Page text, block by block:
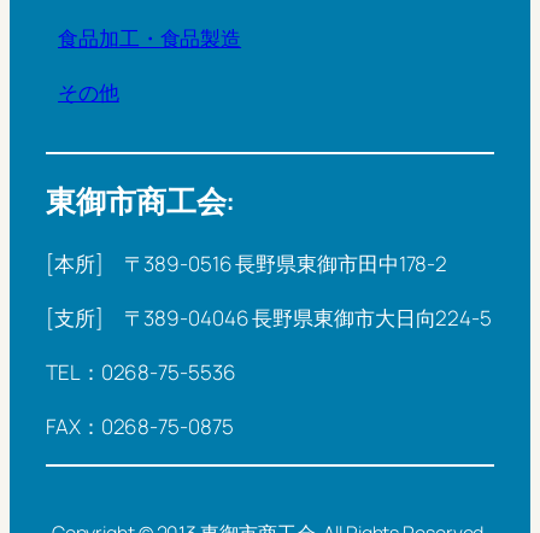
食品加工・食品製造
その他
東御市商工会:
[本所] 〒389-0516 長野県東御市田中178-2
[支所] 〒389-04046 長野県東御市大日向224-5
TEL：0268-75-5536
FAX：0268-75-0875